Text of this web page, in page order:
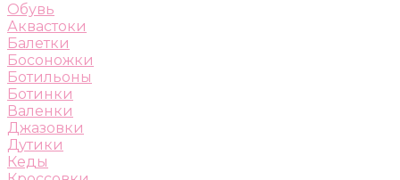
Обувь
Аквастоки
Балетки
Босоножки
Ботильоны
Ботинки
Валенки
Джазовки
Дутики
Кеды